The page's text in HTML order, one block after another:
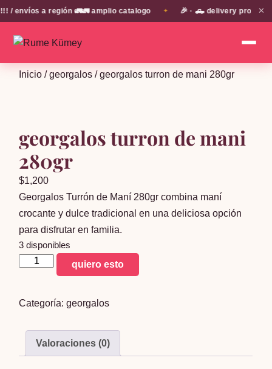
envíos a región 🚛🚛 amplio catalogo 🎉 · 🛻 delivery propio en
✕
Inicio /georgalos / georgalos turron de mani 280gr
georgalos turron de mani
280gr
$1,200
Georgalos Turrón de Maní 280gr combina maní
crocante y dulce tradicional en una deliciosa opción
para disfrutar en familia.
3 disponibles
georgalos
mani
quiero esto
Categoría:georgalos
Valoraciones (0)